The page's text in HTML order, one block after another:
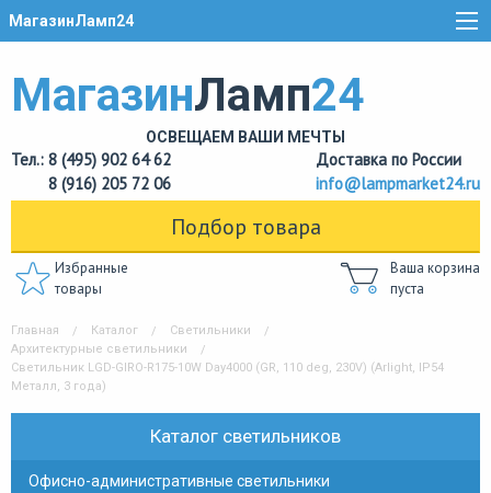
МагазинЛамп24
МагазинЛамп24
ОСВЕЩАЕМ ВАШИ МЕЧТЫ
Тел.: 8 (495) 902 64 62
8 (916) 205 72 06
Доставка по России
info@lampmarket24.ru
Подбор товара
Избранные
товары
Ваша корзина
пуста
Главная Каталог
Светильники
Архитектурные светильники
Светильник LGD-GIRO-R175-10W Day4000 (GR, 110 deg, 230V) (Arlight, IP54
Металл, 3 года)
Каталог светильников
Офисно-административные светильники